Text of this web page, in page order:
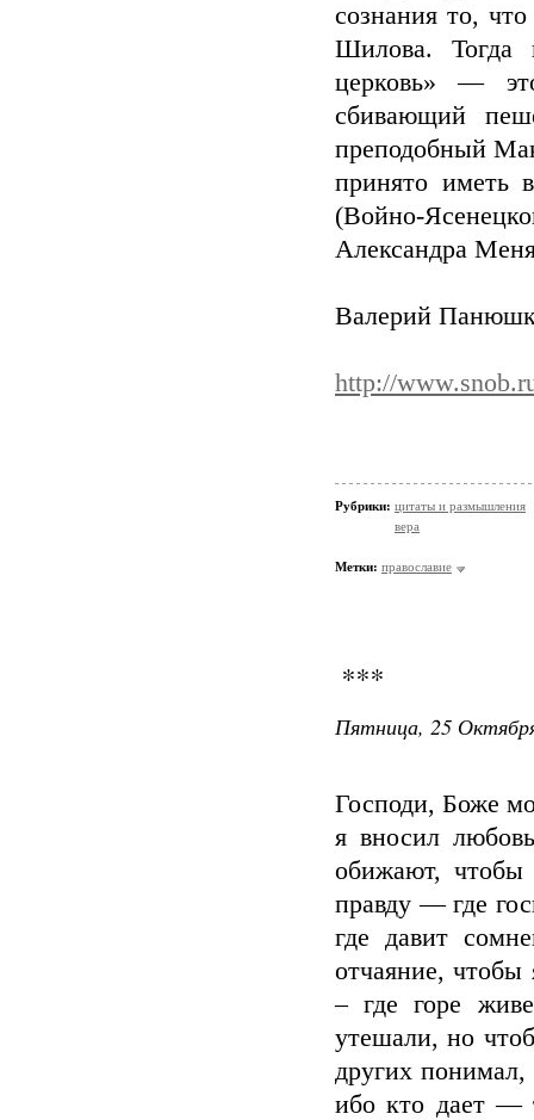
сознания то,
Шилова. Тогда
церковь» —
сбивающий
преподобный
принято иметь
(Войно-
Александра
Валерий
http://
Рубрики: цитаты и размышления
вера
Метки: православие
***
Пятница, 25
Господи, Боже
я вносил
обижают,
правду — где
где давит
отчаяние, чтобы
– где горе
утешали, но
других
ибо кто дает —